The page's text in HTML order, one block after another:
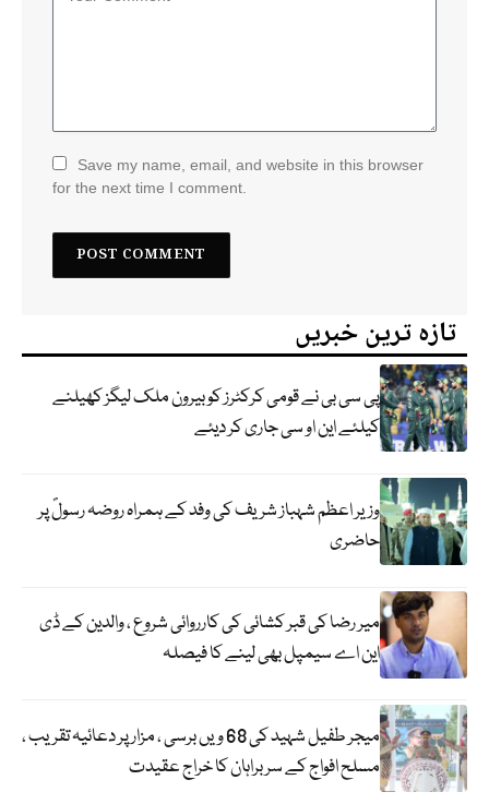
Save my name, email, and website in this browser
for the next time I comment.
تازہ ترین خبریں
پی سی بی نے قومی کرکٹرز کو بیرون ملک لیگز کھیلنے
کیلئے این او سی جاری کر دیئے
وزیر اعظم شہباز شریف کی وفد کے ہمراہ روضہ رسولؐ پر
حاضری
میر رضا کی قبر کشائی کی کارروائی شروع ، والدین کے ڈی
این اے سیمپل بھی لینے کا فیصلہ
میجر طفیل شہید کی 68 ویں برسی ، مزار پر دعائیہ تقریب ،
مسلح افواج کے سربراہان کا خراج عقیدت